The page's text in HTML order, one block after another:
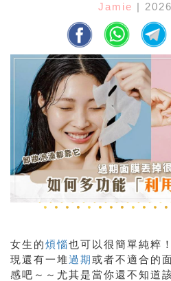
Jamie |
女生的煩惱也可以很簡單純粹
現還有一堆過期或者不適合的
感吧～～尤其是當你還不知道